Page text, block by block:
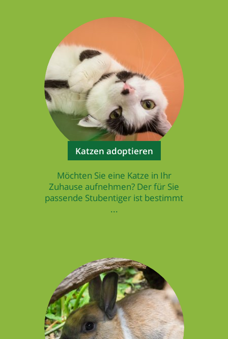
Katzen adoptieren
Möchten Sie eine Katze in Ihr
Zuhause aufnehmen? Der für Sie
passende Stubentiger ist bestimmt
...